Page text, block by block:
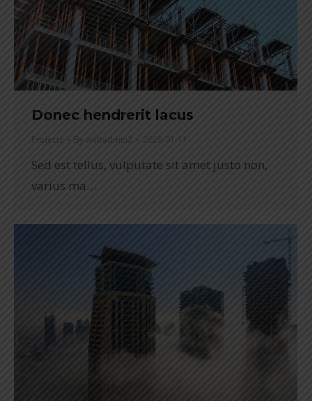
Donec hendrerit lacus
Projects Bywebadmin2 2020-01-11
Sed est tellus, vulputate sit amet justo non,
varius ma…